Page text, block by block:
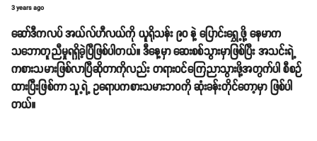
3 years ago
ဆော်ဒီကလပ် အယ်လ်ဟီလယ်ကို ယူရိုသန်း ၉၀ နဲ့ ပြောင်းရွှေ့ဖို့ နေမာက
သဘောတူညီမှုရရှိခဲ့ပြီဖြစ်ပါတယ်။ ဒီနေ့မှာ ဆေးစစ်သွားမှာဖြစ်ပြီး အသင်းရဲ့
ကစားသမားဖြစ်လာပြီဆိုတာကိုလည်း တရားဝင်ကြေညာသွားဖို့အတွက်ပါ စီစဉ်
ထားပြီးဖြစ်ကာ သူ့ရဲ့ ဥရောပကစားသမားဘ၀ကို ဆုံးခန်းတိုင်တော့မှာ ဖြစ်ပါ
တယ်။